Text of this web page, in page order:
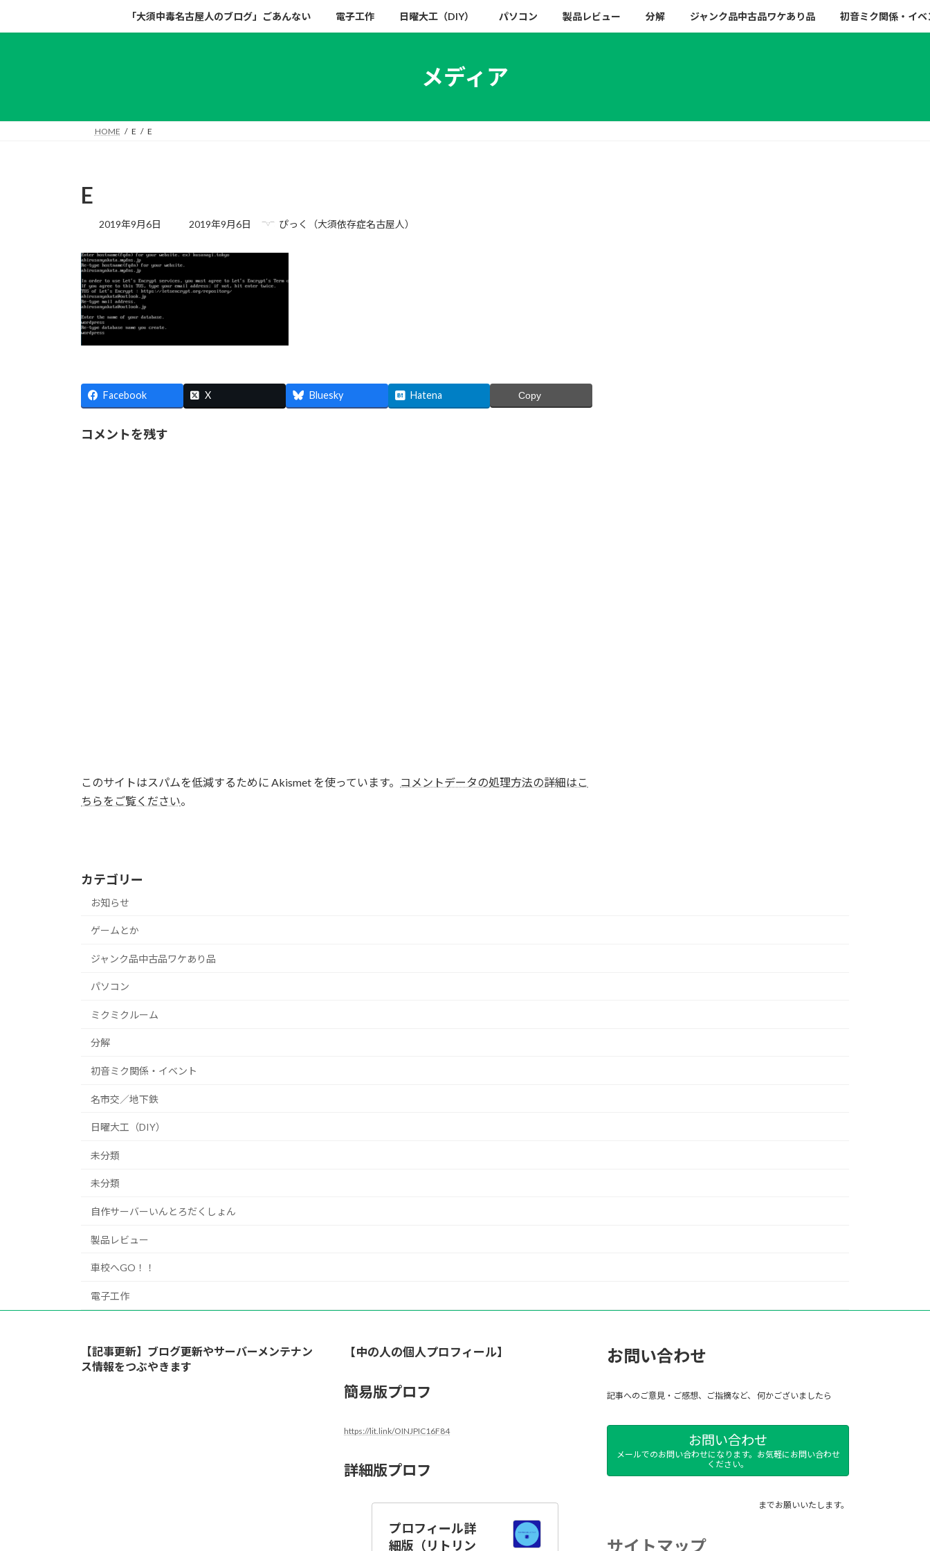
キ
に
「大須中毒名古屋人のブログ」ごあんない 電子工作 日曜大工（DIY） パソコン 製品レビュー 分解 ジャンク品中古品ワケあり品 初音ミク関係・イベ
メディア
HOME E E
E
2019年9月6日
最
更
日
時
2019年9月6日 ぴっく（大須依存症名古屋人）
Facebook X Bluesky Hatena Copy
コメントを残す
このサイトはスパムを低減するために Akismet を使っています。
コメントデータの処理方法の詳細はこ
ちらをご覧ください。
カテゴリー
お知らせ
ゲームとか
ジャンク品中古品ワケあり品
パソコン
ミクミクルーム
分解
初音ミク関係・イベント
名市交／地下鉄
日曜大工（DIY）
未分類
未分類
自作サーバーいんとろだくしょん
製品レビュー
車校へGO！！
電子工作
【記事更新】ブログ更新やサーバーメンテナン
ス情報をつぶやきます
【中の人の個人プロフィール】
簡易版プロフ
https://lit.link/OINJPIC16F84
詳細版プロフ
プロフィール詳
細版（リトリン
お問い合わせ
記事へのご意見・ご感想、ご指摘など、 何かございましたら
お問い合わせ
メールでのお問い合わせになります。お気軽にお問い合わせ
ください。
までお願いいたします。
サイトマップ